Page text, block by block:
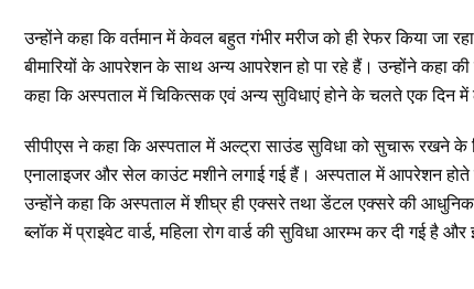
उन्होंने कहा कि वर्तमान में केवल बहुत गंभीर मरीज को ही रेफर किया
बीमारियों के आपरेशन के साथ अन्य आपरेशन हो पा रहे हैं। उन्होंने कहा
कहा कि अस्पताल में चिकित्सक एवं अन्य सुविधाएं होने के चलते एक दिन में
सीपीएस ने कहा कि अस्पताल में अल्ट्रा साउंड सुविधा को सुचारू रखने
एनालाइजर और सेल काउंट मशीने लगाई गई हैं। अस्पताल में आपरेशन होते
उन्होंने कहा कि अस्पताल में शीघ्र ही एक्सरे तथा डेंटल एक्सरे की
ब्लॉक में प्राइवेट वार्ड, महिला रोग वार्ड की सुविधा आरम्भ कर दी गई